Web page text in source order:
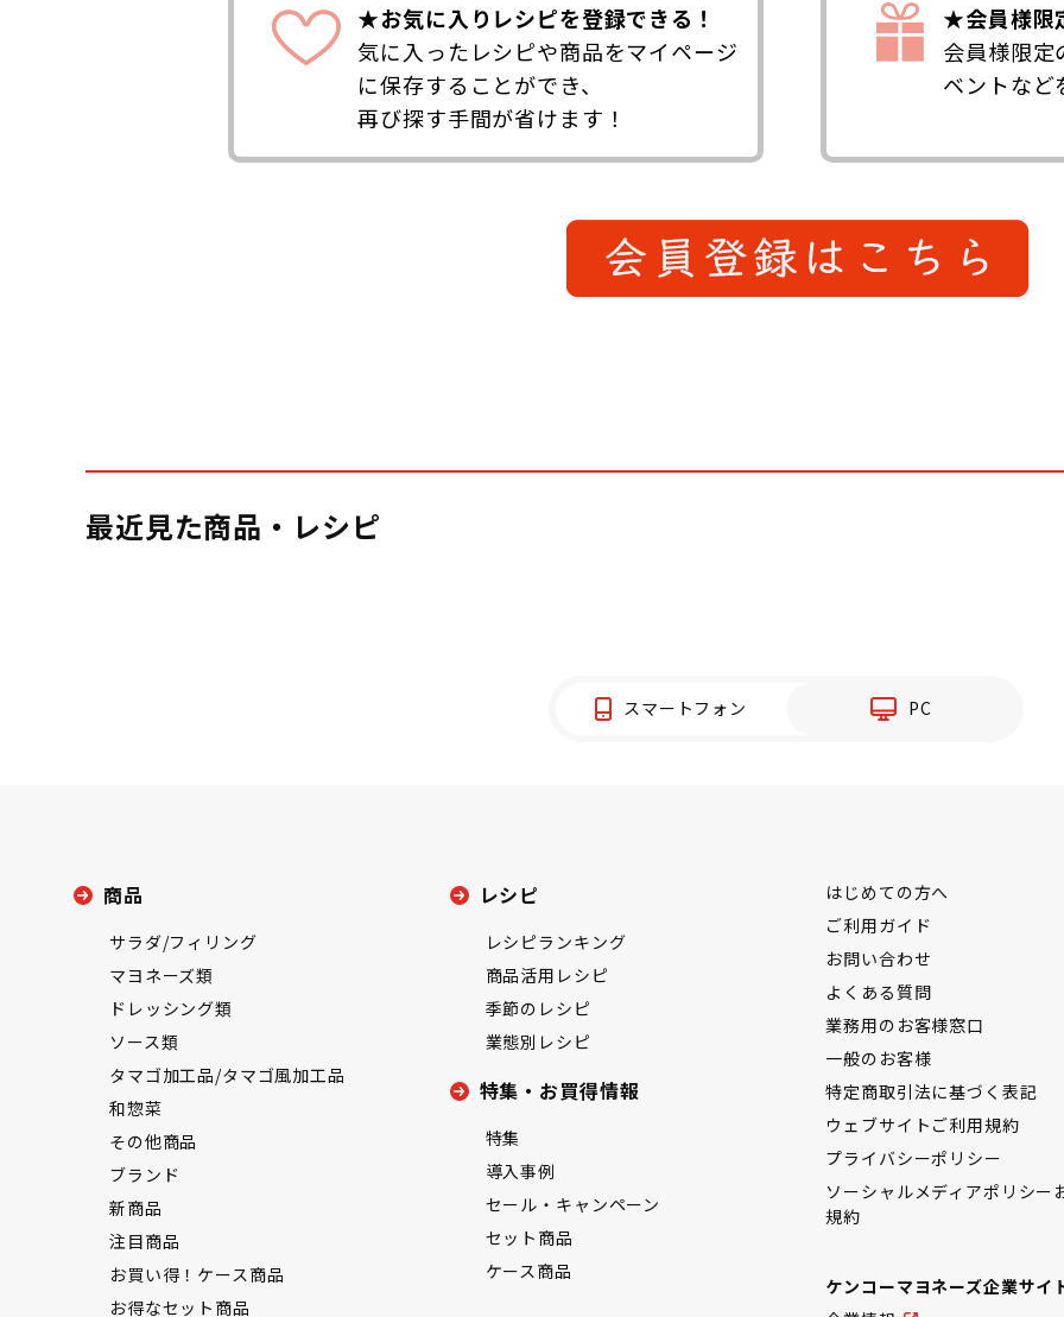
★お気に入りレシピを登録できる！
気に入ったレシピや商品をマイページ
に保存することができ、
再び探す手間が省けます！
★会員様限
会員様限定
ベントなど
最近見た商品・レシピ
スマートフォン PC
商品
サラダ/フィリング
マヨネーズ類
ドレッシング類
ソース類
タマゴ加工品/タマゴ風加工品
和惣菜
その他商品
ブランド
新商品
注目商品
お買い得！ケース商品
お得なセット商品
レシピ
レシピランキング
商品活用レシピ
季節のレシピ
業態別レシピ
特集・お買得情報
特集
導入事例
セール・キャンペーン
セット商品
ケース商品
はじめての方へ
ご利用ガイド
お問い合わせ
よくある質問
業務用のお客様窓口
一般のお客様
特定商取引法に基づく表記
ウェブサイトご利用規約
プライバシーポリシー
ソーシャルメディアポリシー
規約
ケンコーマヨネーズ企業サイ